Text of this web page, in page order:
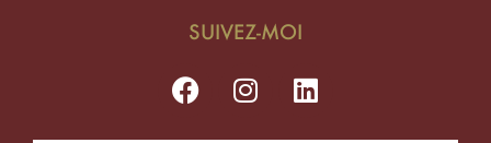
SUIVEZ-MOI